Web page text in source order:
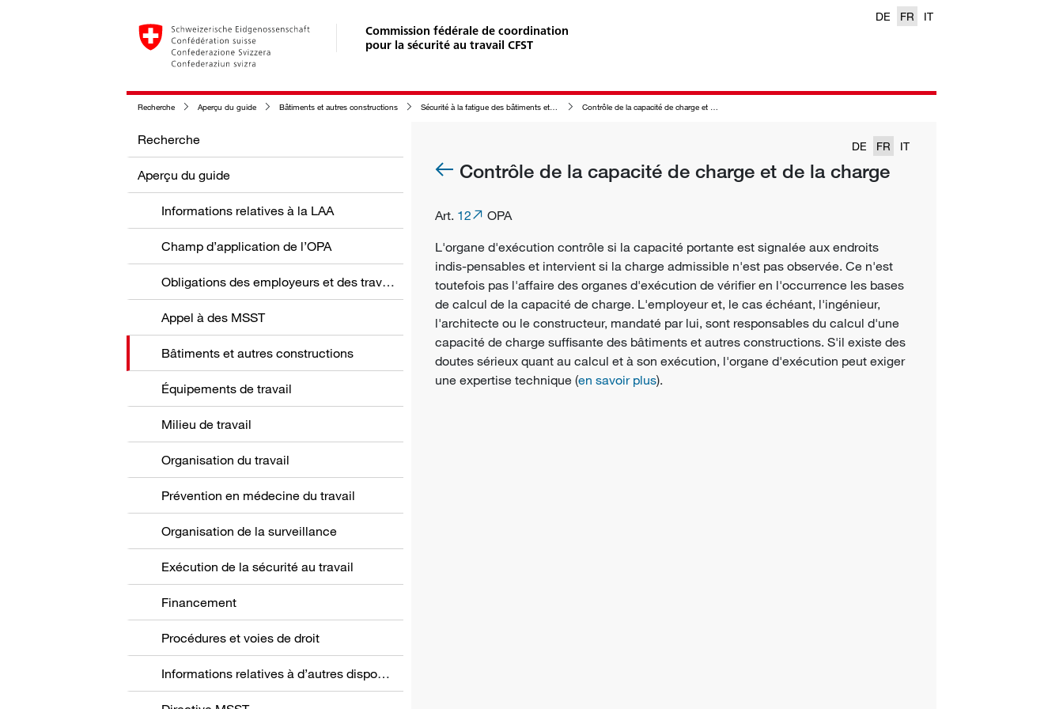
Commission fédérale de coordination
pour la sécurité au travail CFST
DE FR IT
Recherche Aperçu du guide Bâtiments et autres constructions Sécurité à la fatigue des bâtiments et autres constructions Contrôle de la capacité de charge et de la charge
Recherche
Aperçu du guide
Informations relatives à la LAA
Champ d’application de l’OPA
Obligations des employeurs et des travailleurs
Appel à des MSST
Bâtiments et autres constructions
Équipements de travail
Milieu de travail
Organisation du travail
Prévention en médecine du travail
Organisation de la surveillance
Exécution de la sécurité au travail
Financement
Procédures et voies de droit
Informations relatives à d’autres dispositions
DE FR IT
Contrôle de la capacité de charge et de la charge
Art. 12
OPA
L'organe d'exécution contrôle si la capacité portante est signalée aux endroits
indis-pensables et intervient si la charge admissible n'est pas observée. Ce n'est
toutefois pas l'affaire des organes d'exécution de vérifier en l'occurrence les bases
de calcul de la capacité de charge. L'employeur et, le cas échéant, l'ingénieur,
l'architecte ou le constructeur, mandaté par lui, sont responsables du calcul d'une
capacité de charge suffisante des bâtiments et autres constructions. S'il existe des
doutes sérieux quant au calcul et à son exécution, l'organe d'exécution peut exiger
une expertise technique (en savoir plus).